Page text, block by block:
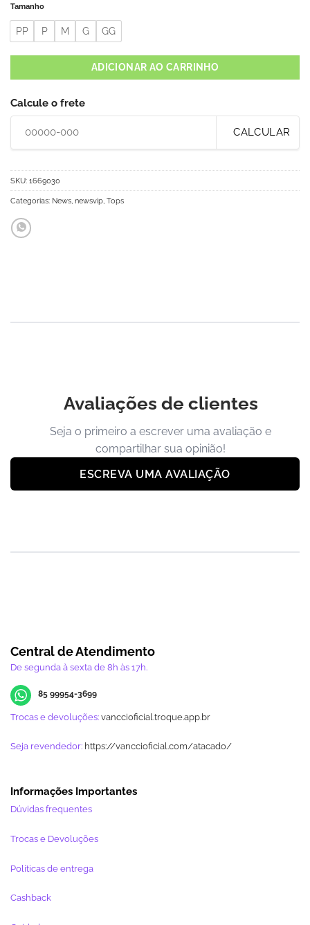
Tamanho
PP P M G GG
ADICIONAR AO CARRINHO
Calcule o frete
CALCULAR
SKU: 1669030
Categorias: News newsvip Tops
Avaliações de clientes
Seja o primeiro a escrever uma avaliação e
compartilhar sua opinião!
ESCREVA UMA AVALIAÇÃO
Central de Atendimento
De segunda à sexta de 8h às 17h.
85 99954-3699
Trocas e devoluções: vanccioficial.troque.app.br
Seja revendedor: https://vanccioficial.com/atacado/
Informações Importantes
Dúvidas frequentes
Trocas e Devoluções
Políticas de entrega
Cashback